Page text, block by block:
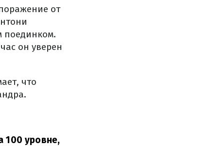
от
поединком.
он уверен
что
100 уровне,